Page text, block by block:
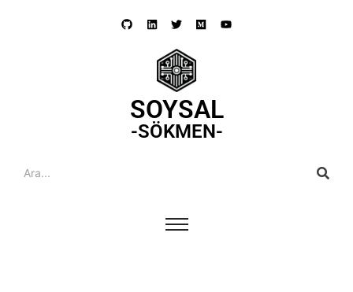
SOYSAL
-SÖKMEN-